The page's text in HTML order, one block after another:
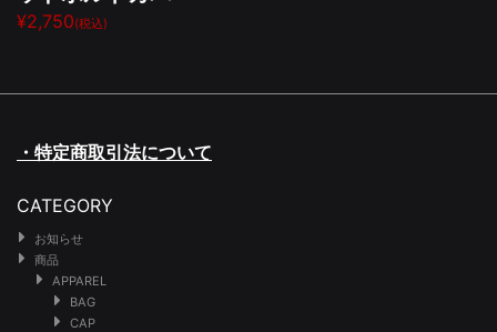
¥2,750(税込)
・特定商取引法について
CATEGORY
お知らせ
商品
APPAREL
BAG
CAP